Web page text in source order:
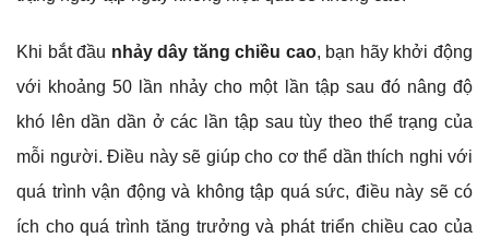
Khi bắt đầu nhảy dây tăng chiều cao, bạn hãy khởi động
với khoảng 50 lần nhảy cho một lần tập sau đó nâng độ
khó lên dần dần ở các lần tập sau tùy theo thể trạng của
mỗi người. Điều này sẽ giúp cho cơ thể dần thích nghi với
quá trình vận động và không tập quá sức, điều này sẽ có
ích cho quá trình tăng trưởng và phát triển chiều cao của